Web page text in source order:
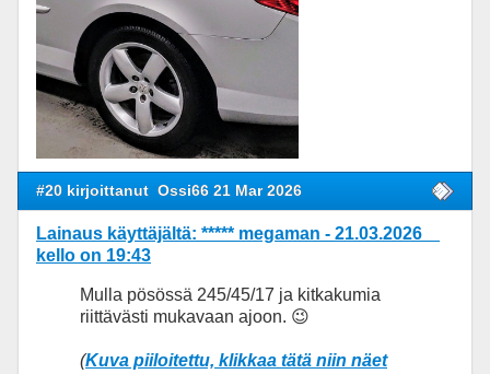
#20 kirjoittanut Ossi66 21 Mar 2026
Lainaus käyttäjältä: ***** megaman - 21.03.2026
kello on 19:43
Mulla pösössä 245/45/17 ja kitkakumia
riittävästi mukavaan ajoon. 😉
(Kuva piiloitettu, klikkaa tätä niin näet